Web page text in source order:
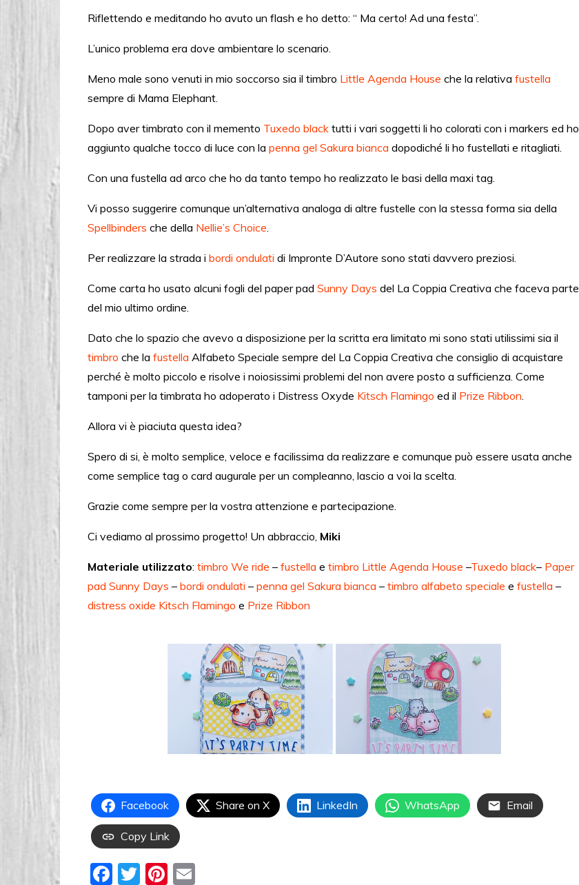
Riflettendo e meditando ho avuto un flash e ho detto: “ Ma certo! Ad una festa”.
L’unico problema era dove ambientare lo scenario.
Meno male sono venuti in mio soccorso sia il timbro Little Agenda House che la relativa fustella
sempre di Mama Elephant.
Dopo aver timbrato con il memento Tuxedo black tutti i vari soggetti li ho colorati con i markers ed ho
aggiunto qualche tocco di luce con la penna gel Sakura bianca dopodiché li ho fustellati e ritagliati.
Con una fustella ad arco che ho da tanto tempo ho realizzato le basi della maxi tag.
Vi posso suggerire comunque un’alternativa analoga di altre fustelle con la stessa forma sia della
Spellbinders che della Nellie’s Choice.
Per realizzare la strada i bordi ondulati di Impronte D’Autore sono stati davvero preziosi.
Come carta ho usato alcuni fogli del paper pad Sunny Days del La Coppia Creativa che faceva parte
del mio ultimo ordine.
Dato che lo spazio che avevo a disposizione per la scritta era limitato mi sono stati utilissimi sia il
timbro che la fustella Alfabeto Speciale sempre del La Coppia Creativa che consiglio di acquistare
perché è molto piccolo e risolve i noiosissimi problemi del non avere posto a sufficienza. Come
tamponi per la timbrata ho adoperato i Distress Oxyde Kitsch Flamingo ed il Prize Ribbon.
Allora vi è piaciuta questa idea?
Spero di si, è molto semplice, veloce e facilissima da realizzare e comunque può essere usata anche
come semplice tag o card augurale per un compleanno, lascio a voi la scelta.
Grazie come sempre per la vostra attenzione e partecipazione.
Ci vediamo al prossimo progetto! Un abbraccio, Miki
Materiale utilizzato: timbro We ride – fustella e timbro Little Agenda House –Tuxedo black– Paper
pad Sunny Days – bordi ondulati – penna gel Sakura bianca – timbro alfabeto speciale e fustella –
distress oxide Kitsch Flamingo e Prize Ribbon
Facebook Share on X LinkedIn WhatsApp Email
Copy Link
F
T
Pi